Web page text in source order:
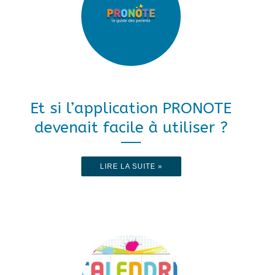
Et si l’application PRONOTE
devenait facile à utiliser ?
LIRE LA SUITE »